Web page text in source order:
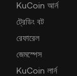
KuCoin আর্ন
ট্রেডিং বট
রেফারেল
জেমস্পেস
KuCoin লার্ন